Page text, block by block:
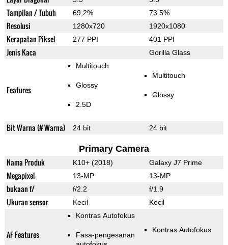
Tampilan / Tubuh 69.2% 73.5%
Resolusi 1280x720 1920x1080
Kerapatan Piksel 277 PPI 401 PPI
Jenis Kaca Gorilla Glass
Features
Multitouch
Glossy
2.5D
Multitouch
Glossy
Bit Warna (# Warna) 24 bit 24 bit
Primary Camera
Nama Produk K10+ (2018) Galaxy J7 Prime
Megapixel 13-MP 13-MP
bukaan f/ f/2.2 f/1.9
Ukuran sensor Kecil Kecil
AF Features
Kontras Autofokus
Fasa-pengesanan
Kontras Autofokus